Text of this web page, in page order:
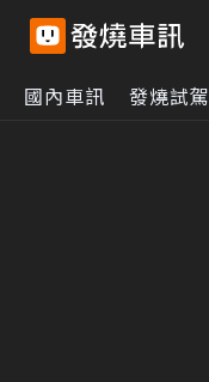
國內車訊 發燒試駕